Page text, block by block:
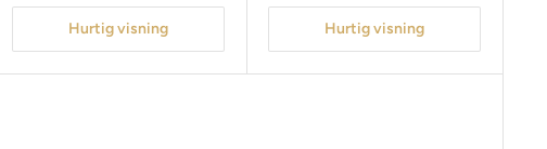
Hurtig visning Hurtig visning